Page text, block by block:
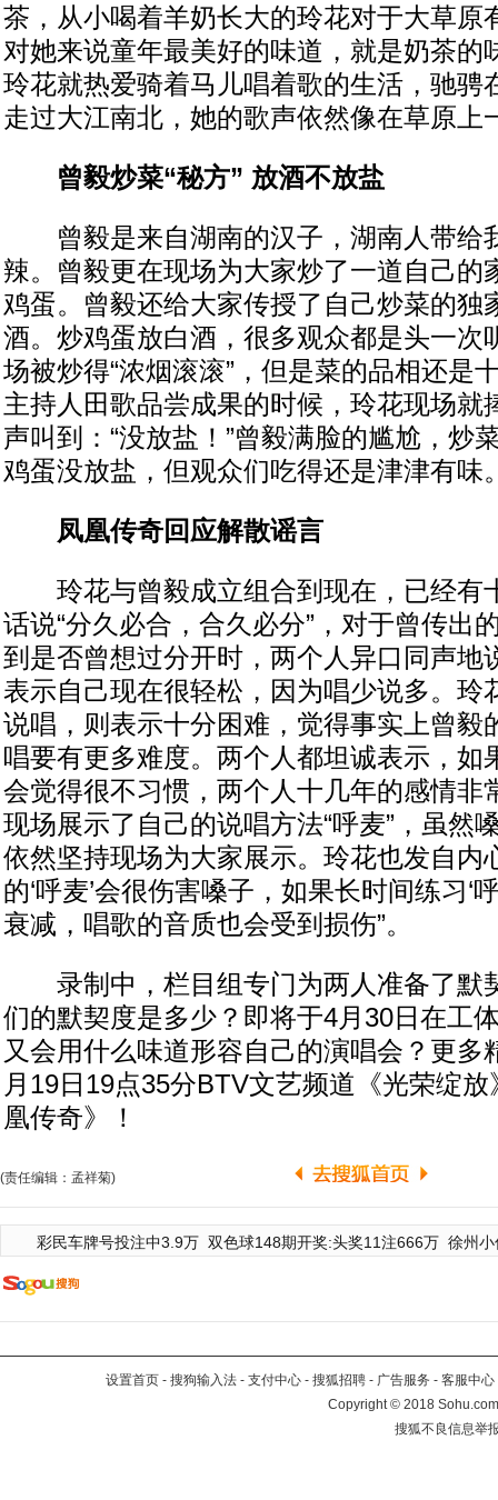
茶，从小喝着羊奶长大的玲花对于大草原
对她来说童年最美好的味道，就是奶茶的
玲花就热爱骑着马儿唱着歌的生活，驰骋
走过大江南北，她的歌声依然像在草原上
曾毅炒菜“秘方” 放酒不放盐
曾毅是来自湖南的汉子，湖南人带给
辣。曾毅更在现场为大家炒了一道自己
鸡蛋。曾毅还给大家传授了自己炒菜的独
酒。炒鸡蛋放白酒，很多观众都是头一次
场被炒得“浓烟滚滚”，但是菜的品相还是
主持人田歌品尝成果的时候，玲花现场就
声叫到：“没放盐！”曾毅满脸的尴尬，炒
鸡蛋没放盐，但观众们吃得还是津津有味
凤凰传奇回应解散谣言
玲花与曾毅成立组合到现在，已经有
话说“分久必合，合久必分”，对于曾传出
到是否曾想过分开时，两个人异口同声地
表示自己现在很轻松，因为唱少说多。玲
说唱，则表示十分困难，觉得事实上曾毅
唱要有更多难度。两个人都坦诚表示，如
会觉得很不习惯，两个人十几年的感情非
现场展示了自己的说唱方法“呼麦”，虽然
依然坚持现场为大家展示。玲花也发自内
的‘呼麦’会很伤害嗓子，如果长时间练习‘
衰减，唱歌的音质也会受到损伤”。
录制中，栏目组专门为两人准备了默
们的默契度是多少？即将于4月30日在工
又会用什么味道形容自己的演唱会？更多
月19日19点35分BTV文艺频道《光荣绽
凰传奇》！
(责任编辑：孟祥菊)
彩民车牌号投注中3.9万 双色球148期开奖:头奖11注666万 徐州
设置首页 - 搜狗输入法 - 支付中心 - 搜狐招聘 - 广告服务 - 客服中心
Copyright©2018
搜狐不良信息举